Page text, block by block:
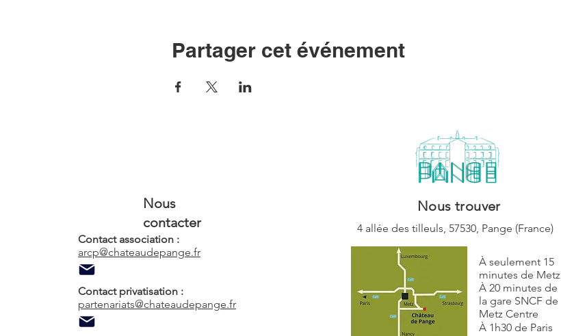
Partager cet événement
Nous
contacter
Contact association :
arcp@chateaudepange.fr
Contact privatisation :
partenariats@chateaudepange.fr
Nous trouver
4 allée des tilleuls, 57530, Pange (France)
À seulement 15
minutes de Metz
À 20 minutes de
la gare SNCF de
Metz Centre
À 1h30 de Paris